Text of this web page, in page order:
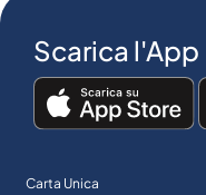
Scarica l'App
Carta Unica